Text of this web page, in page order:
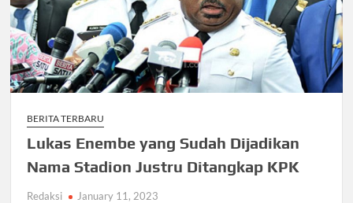
BERITA TERBARU
Lukas Enembe yang Sudah Dijadikan
Nama Stadion Justru Ditangkap KPK
Redaksi January 11, 2023